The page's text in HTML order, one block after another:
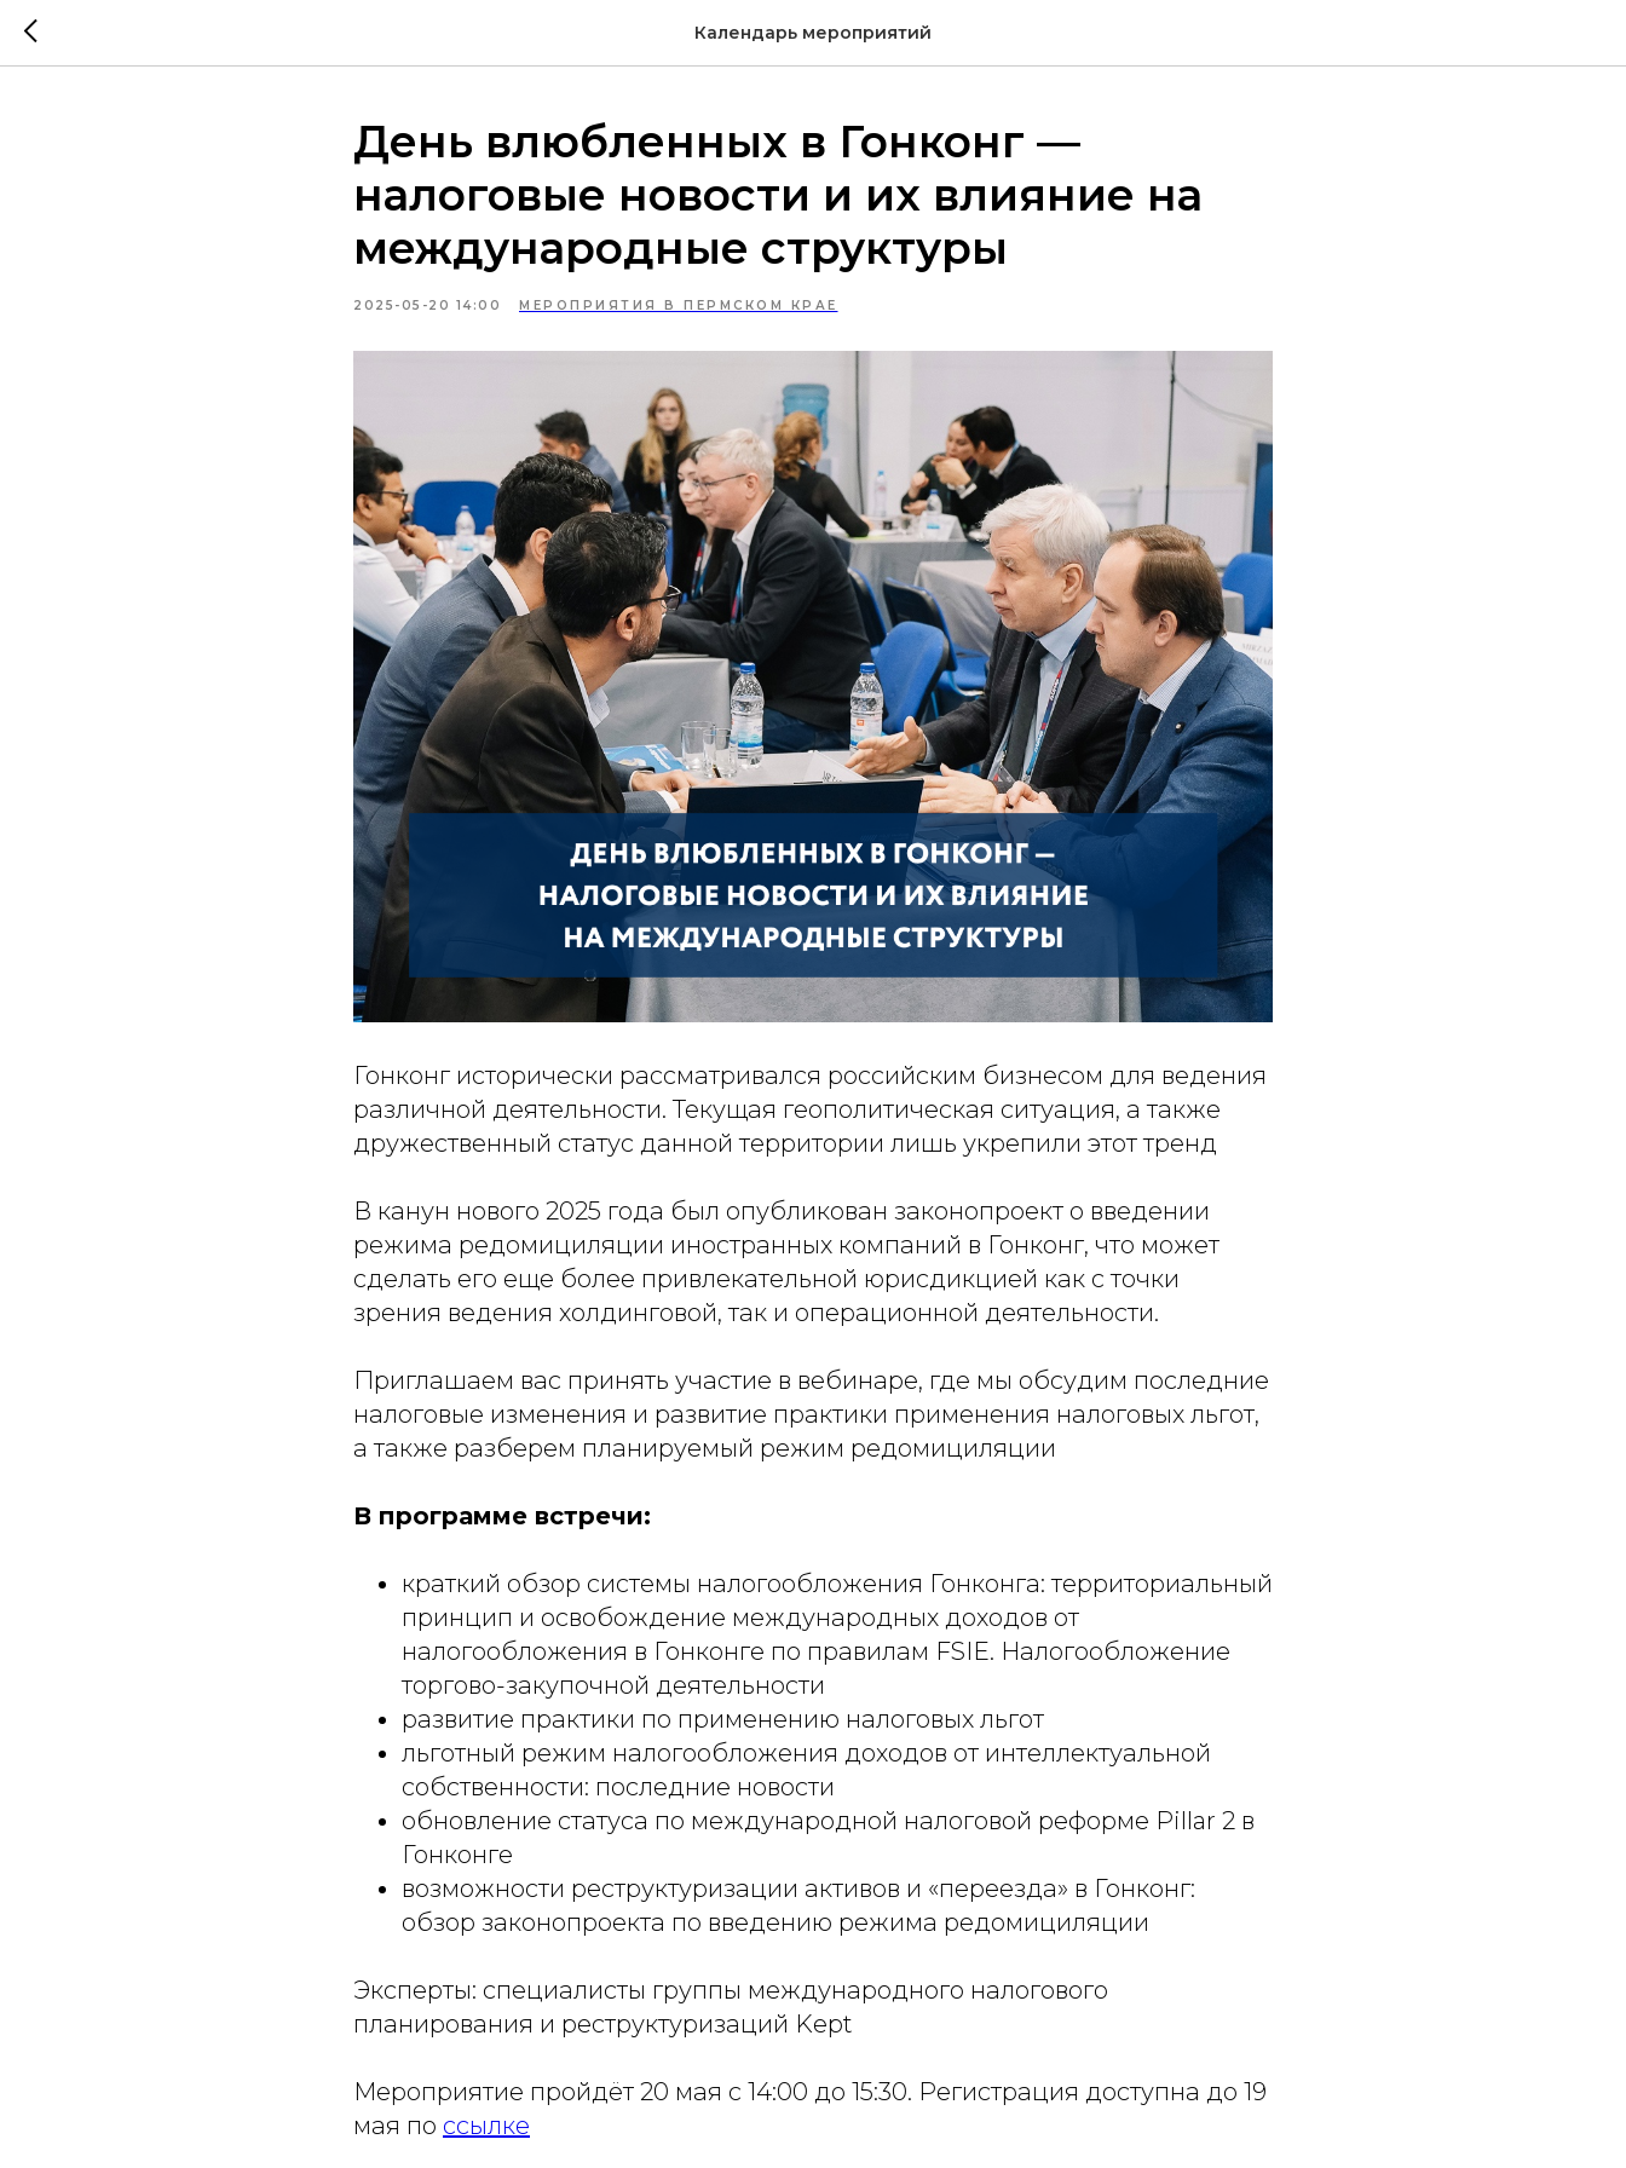
Календарь мероприятий
День влюбленных в Гонконг —
налоговые новости и их влияние на
международные структуры
2025-05-20 14:00 МЕРОПРИЯТИЯ В ПЕРМСКОМ КРАЕ
Гонконг исторически рассматривался российским бизнесом для ведения
различной деятельности. Текущая геополитическая ситуация, а также
дружественный статус данной территории лишь укрепили этот тренд
В канун нового 2025 года был опубликован законопроект о введении
режима редомициляции иностранных компаний в Гонконг, что может
сделать его еще более привлекательной юрисдикцией как с точки
зрения ведения холдинговой, так и операционной деятельности.
Приглашаем вас принять участие в вебинаре, где мы обсудим последние
налоговые изменения и развитие практики применения налоговых льгот,
а также разберем планируемый режим редомициляции
В программе встречи:
краткий обзор системы налогообложения Гонконга: территориальный
принцип и освобождение международных доходов от
налогообложения в Гонконге по правилам FSIE. Налогообложение
торгово-закупочной деятельности
развитие практики по применению налоговых льгот
льготный режим налогообложения доходов от интеллектуальной
собственности: последние новости
обновление статуса по международной налоговой реформе Pillar 2 в
Гонконге
возможности реструктуризации активов и «переезда» в Гонконг:
обзор законопроекта по введению режима редомициляции
Эксперты: специалисты группы международного налогового
планирования и реструктуризаций Kept
Мероприятие пройдёт 20 мая с 14:00 до 15:30. Регистрация доступна до 19
мая по ссылке